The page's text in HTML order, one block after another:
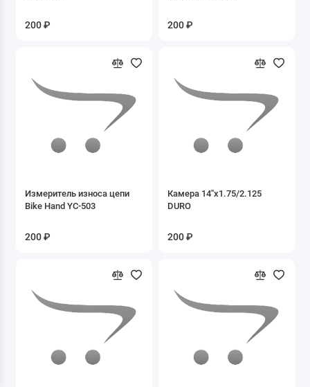
ПРИЦЕПЫ
Прочие аксессуары
Шлемы
200 ₽ 200 ₽
Измеритель износа цепи
Bike Hand YC-503
200 ₽
Камера 14''x1.75/2.125
DURO
200 ₽